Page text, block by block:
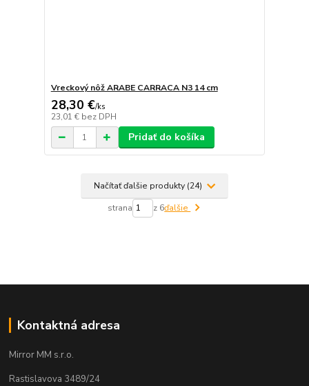
Vreckový nôž ARABE CARRACA N3 14 cm
28,30 €/ks
23,01 € bez DPH
Pridať do košíka
Načítať ďalšie produkty (24)
strana z 6ďalšie
Kontaktná adresa
Mirror MM s.r.o.
Rastislavova 3489/24